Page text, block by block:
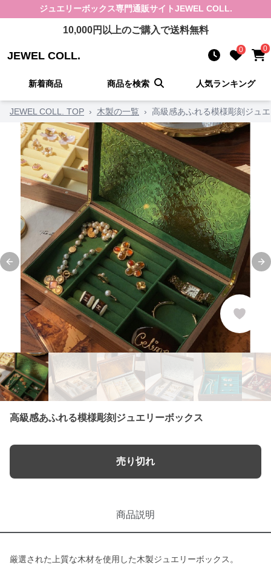
ジュエリーボックス専門通販サイトJEWEL COLL.
10,000円以上のご購入で送料無料
JEWEL COLL. 0 0
新着商品 商品を検索 人気ランキング
JEWEL COLL. TOP › 木製の一覧 › 高級感あふれる模様彫刻ジュ
Previous slide
高級感あふれる模様彫刻ジュエリーボックス
売り切れ
商品説明
厳選された上質な木材を使用した木製ジュエリーボックス。